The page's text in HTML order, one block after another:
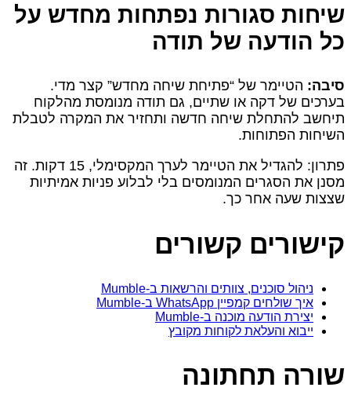
שיחות סגורות נפתחות מחדש על
כל הודעה של תודה
סיבה: הטיימר של “פתיחת שיחה מחדש” קצר מדי.
בערכים של דקה או שתיים, גם תודה מנומסת מהלקוח
תיחשב להתחלת שיחה חדשה ותחזיר את המקרה לטבלת
השיחות הפתוחות.
פתרון: להגדיל את הטיימר לערך המקסימלי, 15 דקות. זה
מסנן את הסגרים המנומסים בלי לבלוע פניות אמיתיות
שצצות שעה אחר כך.
קישורים קשורים
ניהול סוכנים, צוותים והרשאות ב‑Mumble
איך שולחים קמפיין WhatsApp ב‑Mumble
יצירת הודעה מוכנה ב‑Mumble
ייבוא והעלאת לקוחות מקובץ
שורה תחתונה